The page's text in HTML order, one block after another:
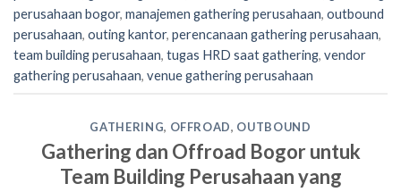
perusahaan bogor, manajemen gathering perusahaan outbound
perusahaan outing kantor, perencanaan gathering perusahaan
team building perusahaan tugas HRD saat gathering vendor
gathering perusahaan venue gathering perusahaan
GATHERING, OFFROAD, OUTBOUND
Gathering dan Offroad Bogor untuk
Team Building Perusahaan yang